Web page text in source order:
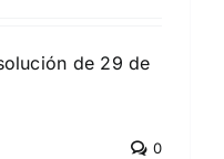
de 29 de
0